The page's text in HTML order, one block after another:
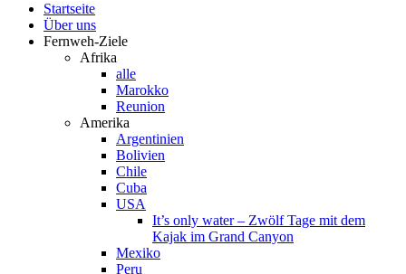
Startseite
Über uns
Fernweh-Ziele
Afrika
alle
Marokko
Reunion
Amerika
Argentinien
Bolivien
Chile
Cuba
USA
It’s only water – Zwölf Tage mit dem
Kajak im Grand Canyon
Mexiko
Peru